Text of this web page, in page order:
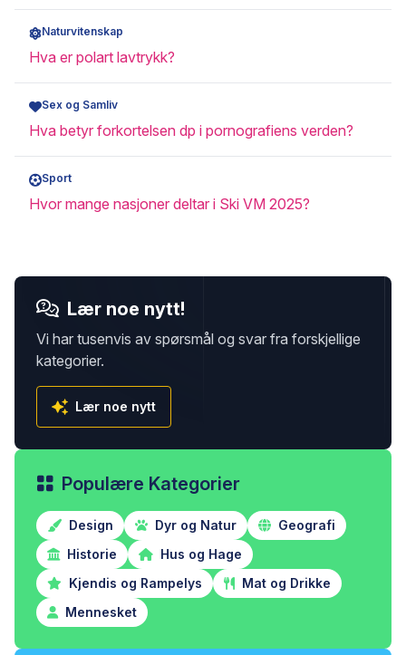
Naturvitenskap
Hva er polart lavtrykk?
Sex og Samliv
Hva betyr forkortelsen dp i pornografiens verden?
Sport
Hvor mange nasjoner deltar i Ski VM 2025?
Lær noe nytt!
Vi har tusenvis av spørsmål og svar fra forskjellige
kategorier.
Lær noe nytt
Populære Kategorier
Design Dyr og Natur
Geografi
Historie
Hus og Hage
Kjendis og Rampelys
Mat og Drikke
Mennesket